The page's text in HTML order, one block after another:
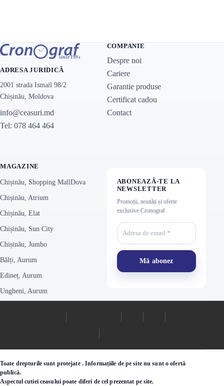
ADRESA JURIDICĂ
2001 strada Ismail 98/2
Chișinău, Moldova
info@ceasuri.md
Tel: 078 464 464
COMPANIE
Despre noi
Cariere
Garantie produse
Certificat cadou
Contact
MAGAZINE
Chișinău, Shopping MallDova
Chișinău, Atrium
Chișinău, Elat
Chișinău, Sun City
Chișinău, Jumbo
Bălți, Aurum
Edineț, Aurum
Ungheni, Aurum
ABONEAZĂ-TE LA
NEWSLETTER
Promoții, noutăți și oferte
exclusive Cronograf
Toate drepturile sunt protejate . Informațiile de pe site nu sunt o ofertă
publică.
Aspectul cutiei ceasului poate diferi de cel prezentat pe site.